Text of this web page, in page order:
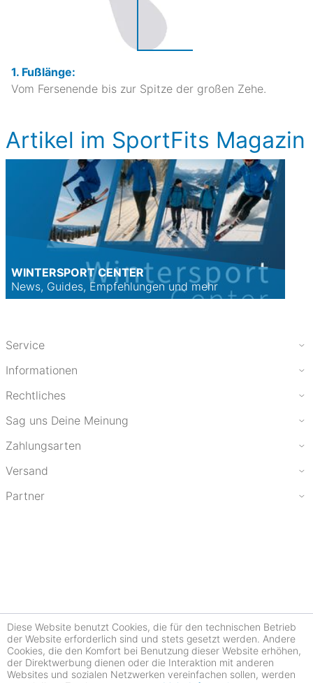
1. Fußlänge:
Vom Fersenende bis zur Spitze der großen Zehe.
Artikel im SportFits Magazin
WINTERSPORT CENTER
News, Guides, Empfehlungen und mehr
Service
Informationen
Rechtliches
Sag uns Deine Meinung
Zahlungsarten
Versand
Partner
Diese Website benutzt Cookies, die für den technischen Betrieb
der Website erforderlich sind und stets gesetzt werden. Andere
Cookies, die den Komfort bei Benutzung dieser Website erhöhen,
der Direktwerbung dienen oder die Interaktion mit anderen
Websites und sozialen Netzwerken vereinfachen sollen, werden